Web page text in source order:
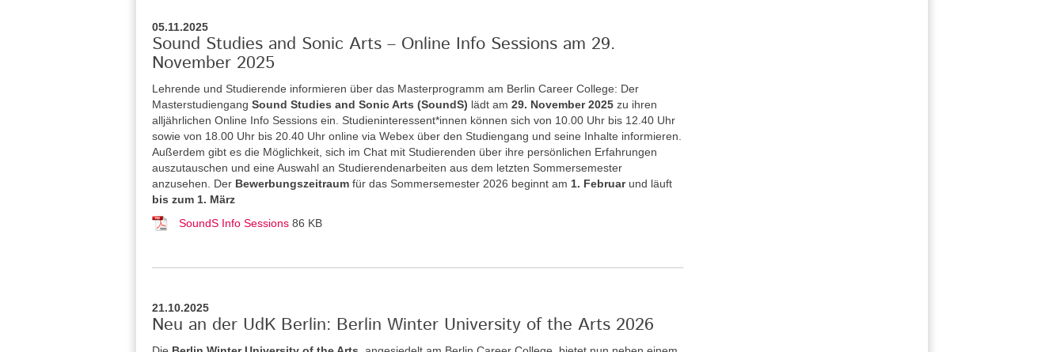
05.11.2025
Sound Studies and Sonic Arts – Online Info Sessions am 29.
November 2025
Lehrende und Studierende informieren über das Masterprogramm am Berlin Career College: Der
Masterstudiengang Sound Studies and Sonic Arts (SoundS) lädt am 29. November 2025 zu ihren
alljährlichen Online Info Sessions ein. Studieninteressent*innen können sich von 10.00 Uhr bis 12.40 Uhr
sowie von 18.00 Uhr bis 20.40 Uhr online via Webex über den Studiengang und seine Inhalte informieren.
Außerdem gibt es die Möglichkeit, sich im Chat mit Studierenden über ihre persönlichen Erfahrungen
auszutauschen und eine Auswahl an Studierendenarbeiten aus dem letzten Sommersemester
anzusehen. Der Bewerbungszeitraum für das Sommersemester 2026 beginnt am 1. Februar und läuft
bis zum 1. März
SoundS Info Sessions 86 KB
21.10.2025
Neu an der UdK Berlin: Berlin Winter University of the Arts 2026